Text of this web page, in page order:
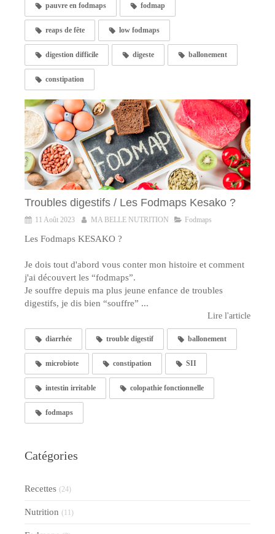
pauvre en fodmaps fodmap
reaps de fête low fodmaps
digestion difficile digeste ballonement
constipation
Troubles digestifs / Les Fodmaps Kesako ?
11 Août 2023 MA BELLE NUTRITION Fodmaps
Les Fodmaps KESAKO ?
Je dois tout d'abord vous conter mon histoire et comment
j'ai découvert les “fodmaps”.
Je souffre depuis ma plus jeune enfance de troubles
digestifs, je dis bien “souffre” ...
Lire l'article
diarrhée trouble digestif ballonement
microbiote constipation SII
intestin irritable colopathie fonctionnelle
fodmaps
Catégories
Recettes (24)
Nutrition (11)